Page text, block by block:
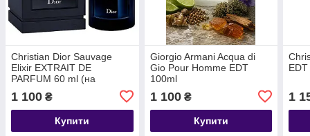
Christian Dior Sauvage
Elixir EXTRAIT DE
PARFUM 60 ml (на
1 100 ₴
Купити
Giorgio Armani Acqua di
Gio Pour Homme EDT
100ml
1 100₴
Купити
1